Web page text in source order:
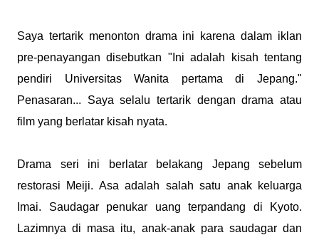
Saya tertarik menonton drama ini karena dalam iklan
pre-penayangan disebutkan "Ini adalah kisah tentang
pendiri Universitas Wanita pertama di Jepang."
Penasaran... Saya selalu tertarik dengan drama atau
film yang berlatar kisah nyata.
Drama seri ini berlatar belakang Jepang sebelum
restorasi Meiji. Asa adalah salah satu anak keluarga
Imai. Saudagar penukar uang terpandang di Kyoto.
Lazimnya di masa itu, anak-anak para saudagar dan